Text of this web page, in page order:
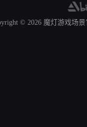
© 2026魔灯游戏场景